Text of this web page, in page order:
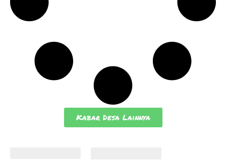
Kabar Desa Lainnya